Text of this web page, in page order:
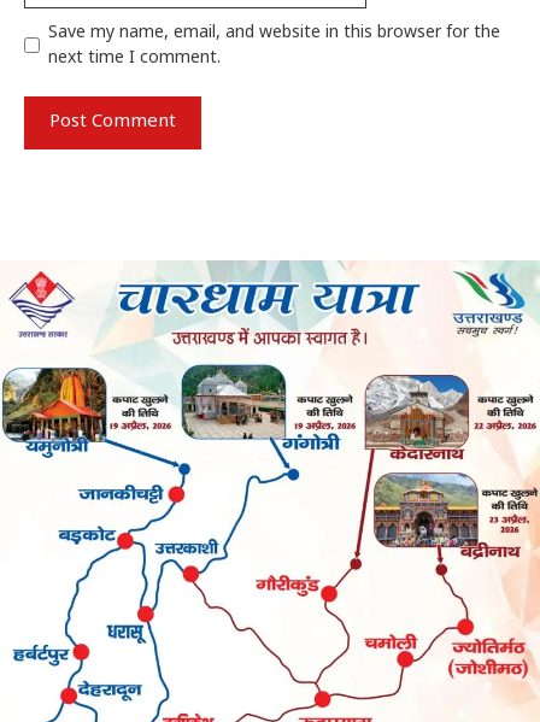
Save my name, email, and website in this browser for the
next time I comment.